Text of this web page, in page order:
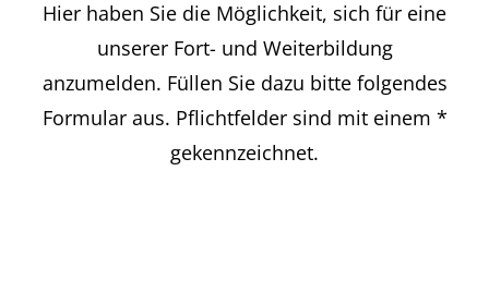
Hier haben Sie die Möglichkeit, sich für eine
unserer Fort- und Weiterbildung
anzumelden. Füllen Sie dazu bitte folgendes
Formular aus. Pflichtfelder sind mit einem *
gekennzeichnet.